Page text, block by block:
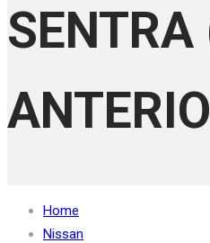
Home
Nissan